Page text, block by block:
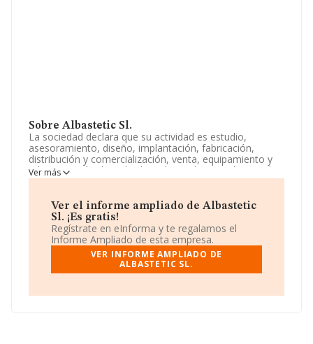
Sobre Albastetic Sl.
La sociedad declara que su actividad es estudio,
asesoramiento, diseño, implantación, fabricación,
distribución y comercialización, venta, equipamiento y
administración de toda clase de productos relacionados
con actividades del sector de la estética, incluso la
estética, etc. La empresa aparece inscrita en el Registro
Mercantil como Sociedad Limitada. La actividad de
referencia CNAE corresponde a '%cnae%', cuyo Código
es 9621. No realiza actividad de importación y/o
exportación.
La sociedadAlbastetic S.L, con CIF B88447271, tiene
(28670), Villaviciosa De Odón, Madrid.
Ver más
Ver el informe ampliado de Albastetic
Sl. ¡Es gratis!
Regístrate en eInforma y te regalamos el
Informe Ampliado de esta empresa.
VER INFORME AMPLIADO DE
ALBASTETIC SL.